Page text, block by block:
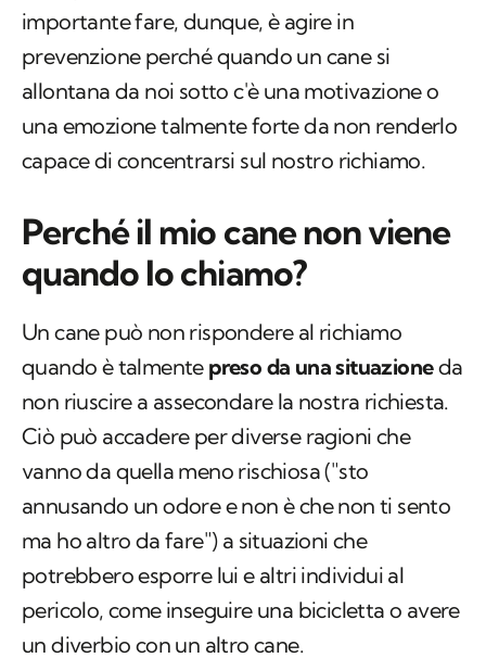
esempi, che ciò non basti. Ciò che è
importante fare, dunque, è agire in
prevenzione perché quando un cane si
allontana da noi sotto c'è una motivazione o
una emozione talmente forte da non renderlo
Perché il mio cane non viene
quando lo chiamo?
Un cane può non rispondere al richiamo
quando è talmentepreso da una situazioneda
non riuscire a assecondare la nostra richiesta.
Ciò può accadere per diverse ragioni che
vanno da quella meno rischiosa ("sto
annusando un odore e non è che non ti sento
ma ho altro da fare") a situazioni che
potrebbero esporre lui e altri individui al
pericolo, come inseguire una bicicletta o avere